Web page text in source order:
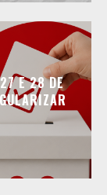
E 28 DE